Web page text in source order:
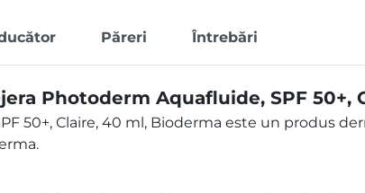
Păreri Întrebări
Photoderm Aquafluide, SPF 50+,
50+, Claire, 40 ml, Bioderma este un produs